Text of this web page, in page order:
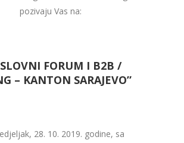
pozivaju Vas na:
FORUM I B2B /
– KANTON SARAJEVO”
28. 10. 2019. godine, sa